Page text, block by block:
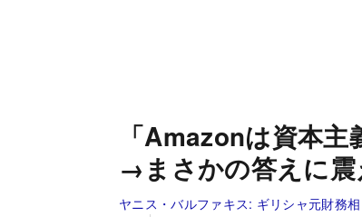
「Amazonは資本
→まさかの答えに震
ヤニス・バルファキス: ギリシャ元財務相